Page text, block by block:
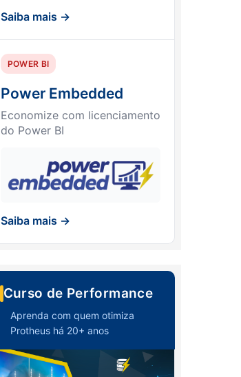
Saiba mais →
POWER BI
Power Embedded
Economize com licenciamento
do Power BI
Saiba mais →
Curso de Performance
Aprenda com quem otimiza
Protheus há 20+ anos